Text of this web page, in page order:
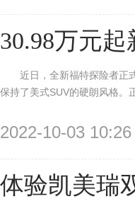
30.98万元
近日，全新福特探险者正
保持了美式SUV的硬朗风格。
2022-10-03
体验凯美瑞